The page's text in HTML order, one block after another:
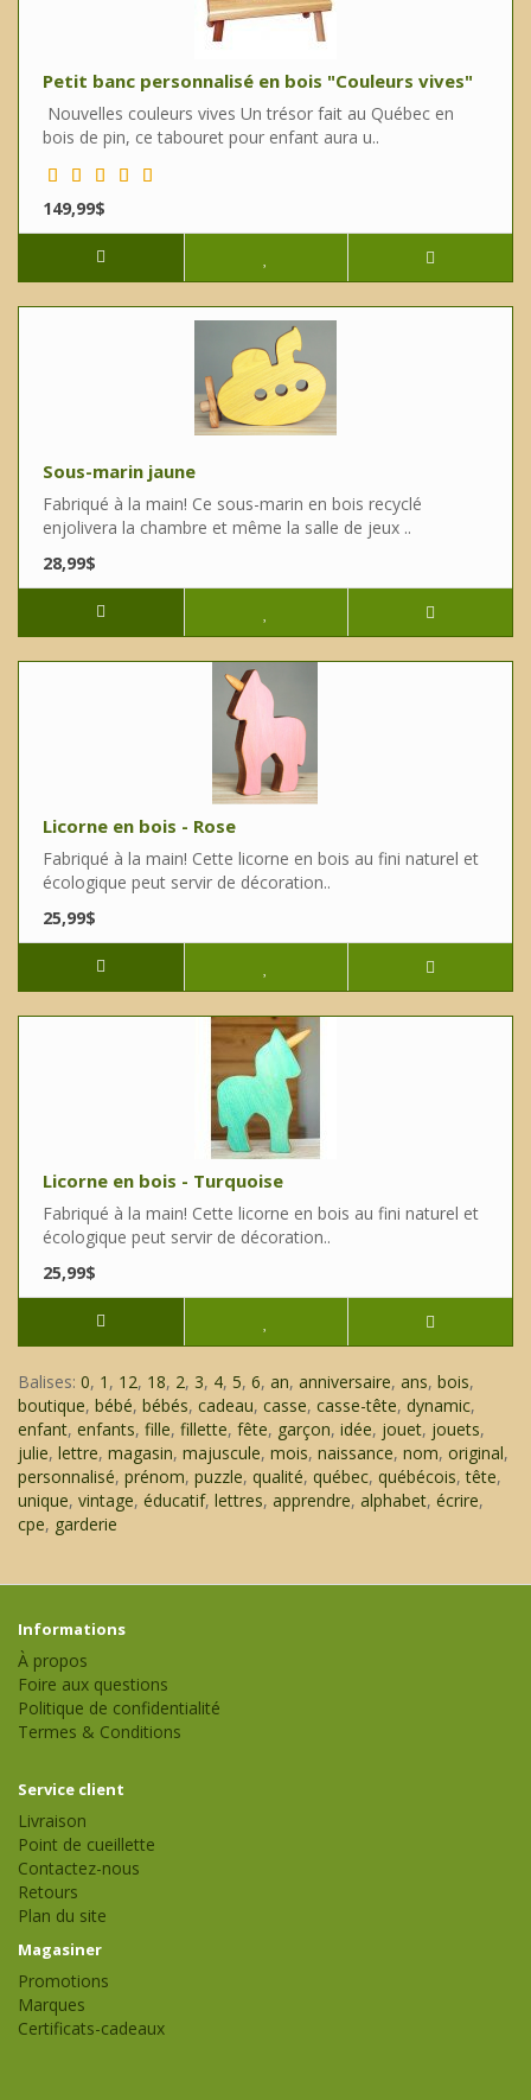
Petit banc personnalisé en bois "Couleurs vives"
Nouvelles couleurs vives Un trésor fait au Québec en
bois de pin, ce tabouret pour enfant aura u..
149,99$
Sous-marin jaune
Fabriqué à la main! Ce sous-marin en bois recyclé
enjolivera la chambre et même la salle de jeux ..
28,99$
Licorne en bois - Rose
Fabriqué à la main! Cette licorne en bois au fini naturel et
écologique peut servir de décoration..
25,99$
Licorne en bois - Turquoise
Fabriqué à la main! Cette licorne en bois au fini naturel et
écologique peut servir de décoration..
25,99$
Balises: 0, 1 , 12, 18, 2, 3, 4, 5, 6, an, anniversaire, ans, bois,
boutique, bébé, bébés, cadeau, casse, casse-tête, dynamic,
enfant, enfants, fille, fillette, fête, garçon, idée, jouet, jouets,
julie, lettre, magasin, majuscule, mois, naissance, nom, original,
personnalisé, prénom, puzzle, qualité, québec, québécois,tête,
unique, vintage, éducatif, lettres, apprendre, alphabet, écrire,
cpe, garderie
Informations
À propos
Foire aux questions
Politique de confidentialité
Termes & Conditions
Service client
Livraison
Point de cueillette
Contactez-nous
Retours
Plan du site
Magasiner
Promotions
Marques
Certificats-cadeaux